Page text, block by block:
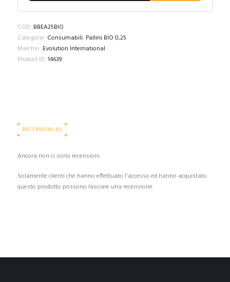
COD: BBEA25BIO
Categorie: Consumabili, Pallini BIO 0,25
Marchio: Evolution International
Product ID: 14639
RECENSIONI (0)
Ancora non ci sono recensioni.
Solamente clienti che hanno effettuato l'accesso ed hanno acquistato
questo prodotto possono lasciare una recensione.